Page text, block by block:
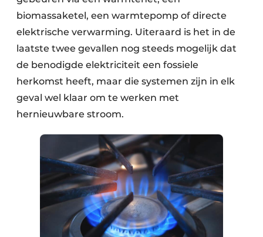
biomassaketel, een warmtepomp of directe
elektrische verwarming. Uiteraard is het in de
laatste twee gevallen nog steeds mogelijk dat
de benodigde elektriciteit een fossiele
herkomst heeft, maar die systemen zijn in elk
geval wel klaar om te werken met
hernieuwbare stroom.